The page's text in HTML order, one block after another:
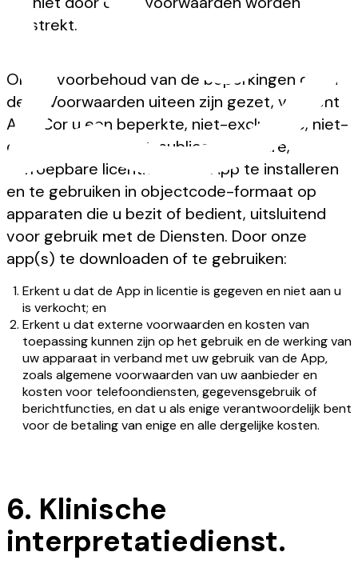
verstrekt.
Onder voorbehoud van de beperkingen die in
deze Voorwaarden uiteen zijn gezet, verleent
AliveCor u een beperkte, niet-exclusieve, niet-
overdraagbare, niet-sublicentieerbare,
herroepbare licentie om de App te installeren
en te gebruiken in objectcode-formaat op
apparaten die u bezit of bedient, uitsluitend
voor gebruik met de Diensten. Door onze
app(s) te downloaden of te gebruiken:
Erkent u dat de App in licentie is gegeven en niet aan u
is verkocht; en
Erkent u dat externe voorwaarden en kosten van
toepassing kunnen zijn op het gebruik en de werking van
uw apparaat in verband met uw gebruik van de App,
zoals algemene voorwaarden van uw aanbieder en
kosten voor telefoondiensten, gegevensgebruik of
berichtfuncties, en dat u als enige verantwoordelijk bent
voor de betaling van enige en alle dergelijke kosten.
6. Klinische
interpretatiedienst.